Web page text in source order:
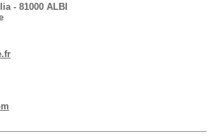
- 81000 ALBI